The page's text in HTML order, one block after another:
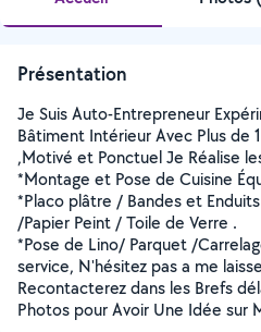
Présentation
Je Suis Auto-Entrepreneur
Bâtiment Intérieur Avec Plus de
,Motivé et Ponctuel Je Réalise
*Montage et Pose de Cuisine
*Placo plâtre / Bandes et
/Papier Peint / Toile de Verre .
*Pose de Lino/ Parquet /
service, N'hésitez pas a me
Recontacterez dans les Brefs
Photos pour Avoir Une Idée sur